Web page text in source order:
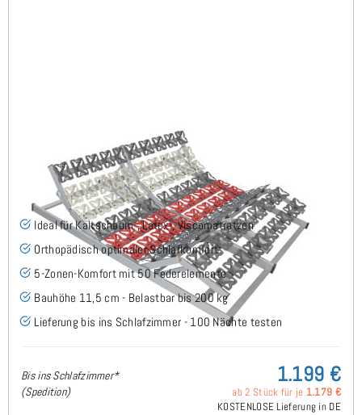
Cirro EKFV - Tellerlattenrost 180x200 cm (2x90x200)
(23)
Ideal für Kaltschaum-, Latex-, Viscomatratzen
Orthopädisch optimaler Schlafkomfort
5-Zonen-Komfort mit 50 Federelemente
Bauhöhe 11,5 cm - Belastbar bis 200 kg
Lieferung bis ins Schlafzimmer - 100 Nächte testen
Bis ins Schlafzimmer*
(Spedition)
1.199 €
ab 2 Stück für je 1.179 €
KOSTENLOSE Lieferung in DE